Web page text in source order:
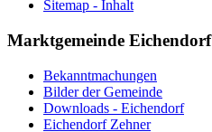
Sitemap - Inhalt
Marktgemeinde Eichendorf
Bekanntmachungen
Bilder der Gemeinde
Downloads - Eichendorf
Eichendorf Zehner